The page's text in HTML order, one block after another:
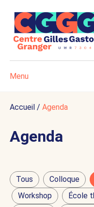
Menu
Accueil / Agenda
Agenda
Tous Colloque
Workshop
École